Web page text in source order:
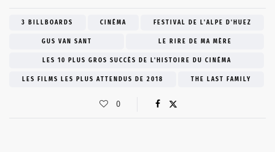
3 BILLBOARDS CINÉMA FESTIVAL DE L'ALPE D'HUEZ
GUS VAN SANT LE RIRE DE MA MÈRE
LES 10 PLUS GROS SUCCÈS DE L'HISTOIRE DU CINÉMA
LES FILMS LES PLUS ATTENDUS DE 2018 THE LAST FAMILY
0